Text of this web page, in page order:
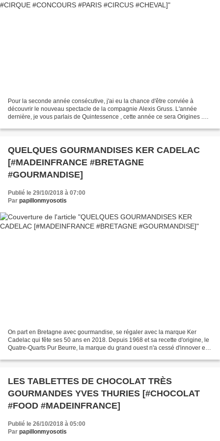
Pour la seconde année consécutive, j'ai eu la chance d'être conviée à
découvrir le nouveau spectacle de la compagnie Alexis Gruss. L'année
dernière, je vous parlais de Quintessence , cette année ce sera Origines .
QUELQUES GOURMANDISES KER CADELAC
[#MADEINFRANCE #BRETAGNE
#GOURMANDISE]
Publié le 29/10/2018 à 07:00
Par papillonmyosotis
On part en Bretagne avec gourmandise, se régaler avec la marque Ker
Cadelac qui fête ses 50 ans en 2018. Depuis 1968 et sa recette d'origine, le
Quatre-Quarts Pur Beurre, la marque du grand ouest n'a cessé d'innover et
LES TABLETTES DE CHOCOLAT TRÈS
GOURMANDES YVES THURIES [#CHOCOLAT
#FOOD #MADEINFRANCE]
Publié le 26/10/2018 à 05:00
Par papillonmyosotis